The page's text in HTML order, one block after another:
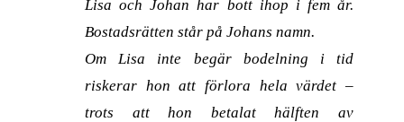
Lisa och Johan har bott ihop i fem år.
Bostadsrätten står på Johans namn.
Om Lisa inte begär bodelning i tid
riskerar hon att förlora hela värdet –
trots att hon betalat hälften av